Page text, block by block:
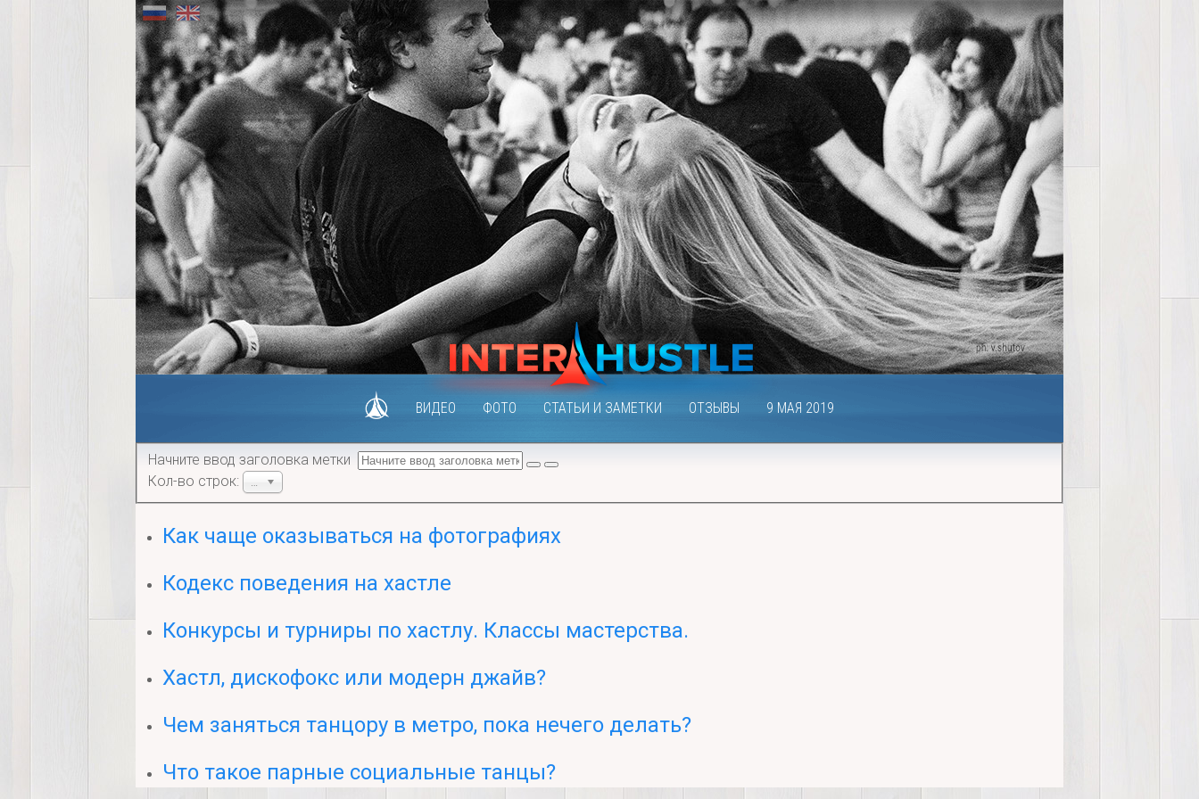
ВИДЕО ФОТО СТАТЬИ И ЗАМЕТКИ ОТЗЫВЫ 9 МАЯ 2019
Начните ввод заголовка метки
Кол-во строк:
Как чаще оказываться на фотографиях
Кодекс поведения на хастле
Конкурсы и турниры по хастлу. Классы мастерства.
Хастл, дискофокс или модерн джайв?
Чем заняться танцору в метро, пока нечего делать?
Что такое парные социальные танцы?